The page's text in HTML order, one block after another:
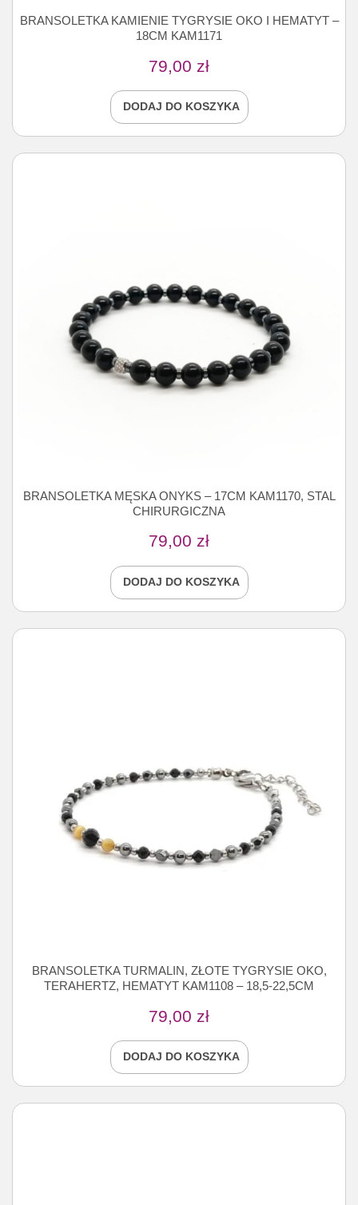
BRANSOLETKA KAMIENIE TYGRYSIE OKO I HEMATYT –
18CM KAM1171
79,00 zł
DODAJ DO KOSZYKA
BRANSOLETKA MĘSKA ONYKS – 17CM KAM1170, STAL
CHIRURGICZNA
79,00 zł
DODAJ DO KOSZYKA
BRANSOLETKA TURMALIN, ZŁOTE TYGRYSIE OKO,
TERAHERTZ, HEMATYT KAM1108 – 18,5-22,5CM
79,00 zł
DODAJ DO KOSZYKA